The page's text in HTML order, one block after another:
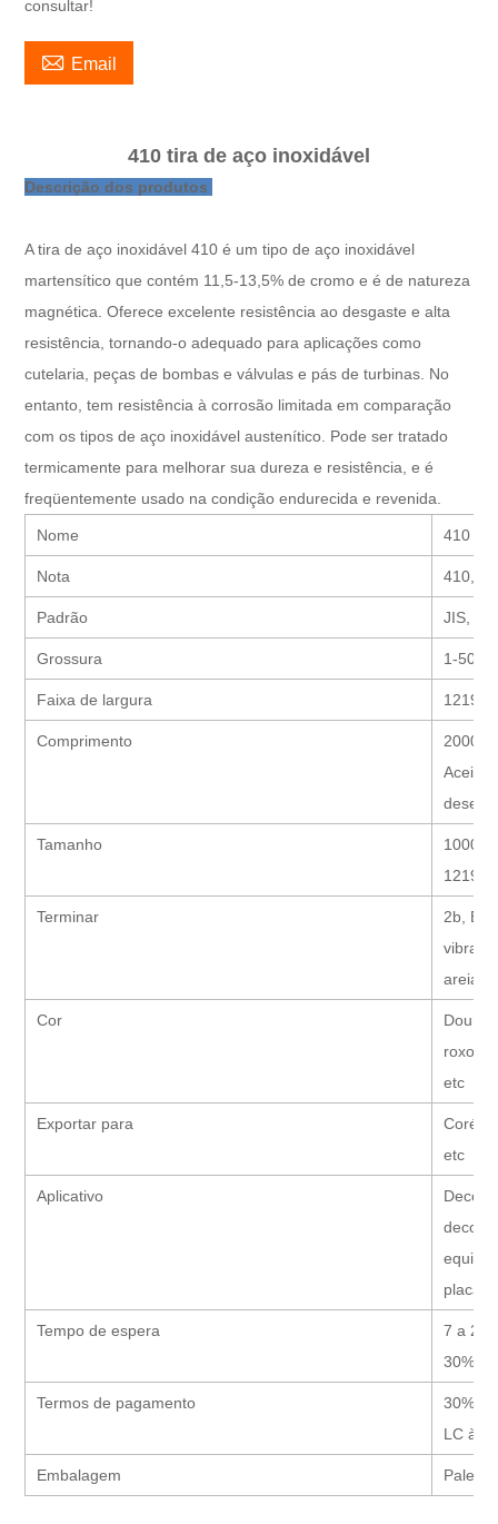
consultar!
 Email
410 tira de aço inoxidável
Descrição dos produtos
A tira de aço inoxidável 410 é um tipo de aço inoxidável
martensítico que contém 11,5-13,5% de cromo e é de natureza
magnética. Oferece excelente resistência ao desgaste e alta
resistência, tornando-o adequado para aplicações como
cutelaria, peças de bombas e válvulas e pás de turbinas. No
entanto, tem resistência à corrosão limitada em comparação
com os tipos de aço inoxidável austenítico. Pode ser tratado
termicamente para melhorar sua dureza e resistência, e é
freqüentemente usado na condição endurecida e revenida.
Nome 410
Nota 410,
Padrão JIS,
Grossura 1-
Faixa de largura
Comprimento
2000/
Aceite
desejar
Tamanho
Terminar
2b,
areia,
Cor
roxo,
etc
Exportar para
etc
Aplicativo
placa
Tempo de espera
7 a 25
30%
Termos de pagamento
30%
LC à
Embalagem Palete